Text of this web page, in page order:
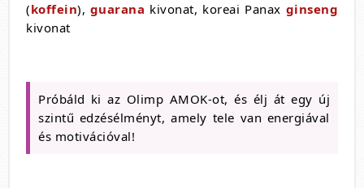
(koffein), guarana kivonat, koreai Panax ginseng
kivonat
Próbáld ki az Olimp AMOK-ot, és élj át egy új
szintű edzésélményt, amely tele van energiával
és motivációval!